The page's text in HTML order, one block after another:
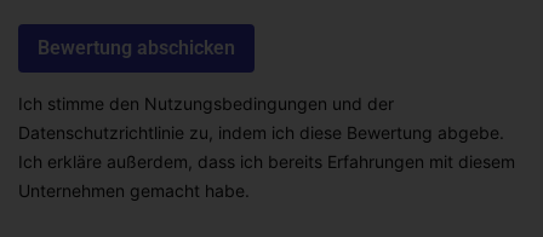
Ich stimme den Nutzungsbedingungen und der
Datenschutzrichtlinie zu, indem ich diese Bewertung abgebe.
Ich erkläre außerdem, dass ich bereits Erfahrungen mit diesem
Unternehmen gemacht habe.